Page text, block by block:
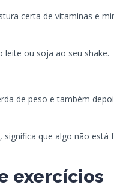
certa de vitaminas e
leite ou soja ao seu shake.
de peso e também
que algo não está
exercícios